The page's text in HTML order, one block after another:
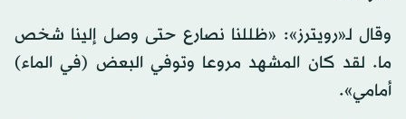
وقال لـ«رويترز»: «ظللنا نصارع حتى وصل إلينا شخص
ما. لقد كان المشهد مروعا وتوفي البعض (في الماء)
أمامي».